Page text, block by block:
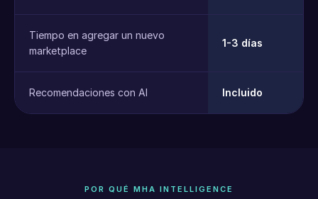
Tiempo en agregar un nuevo
marketplace
1-3 días
Recomendaciones con AI Incluido
POR QUÉ MHA INTELLIGENCE